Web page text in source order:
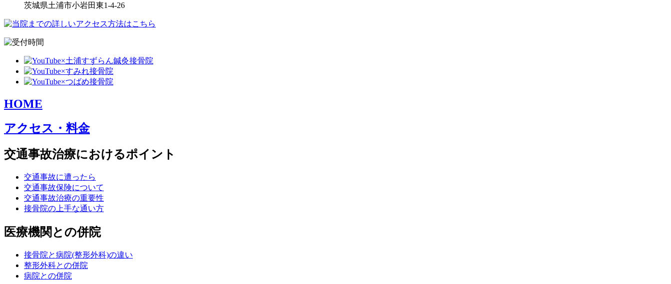
茨城県土浦市小岩田東1-4-26
HOME
アクセス・料金
交通事故治療におけるポイント
交通事故に遭ったら
交通事故保険について
交通事故治療の重要性
接骨院の上手な通い方
医療機関との併院
接骨院と病院(整形外科)の違い
整形外科との併院
病院との併院